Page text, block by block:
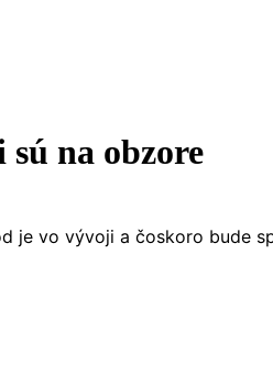
sú na obzore
je vo vývoji a čoskoro bude